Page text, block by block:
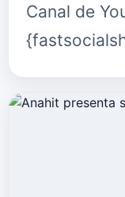
Canal de